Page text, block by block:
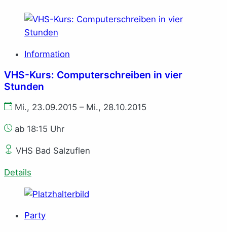
Information
VHS-Kurs: Computerschreiben in vier
Stunden
Mi., 23.09.2015 – Mi., 28.10.2015
ab 18:15 Uhr
VHS Bad Salzuflen
Details
Party